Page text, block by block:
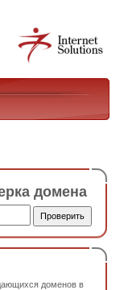
домена
доменов в